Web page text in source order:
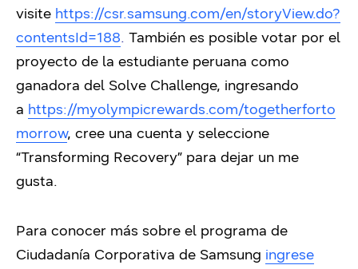
visite https://csr.samsung.com/en/storyView.do?
contentsId=188. También es posible votar por el
proyecto de la estudiante peruana como
ganadora del Solve Challenge, ingresando
a https://myolympicrewards.com/togetherforto
morrow, cree una cuenta y seleccione
“Transforming Recovery” para dejar un me
gusta.
Para conocer más sobre el programa de
Ciudadanía Corporativa de Samsung ingrese